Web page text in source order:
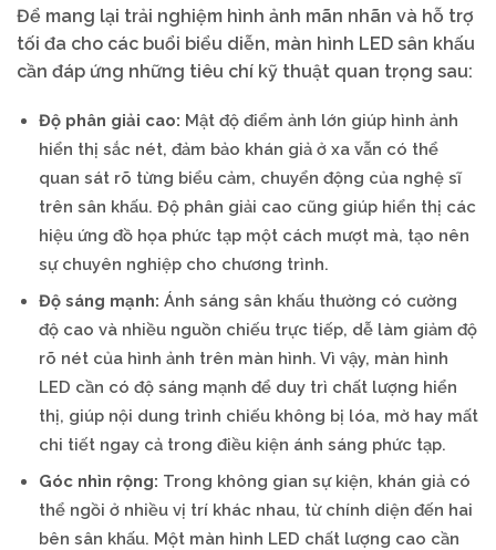
Để mang lại trải nghiệm hình ảnh mãn nhãn và hỗ trợ
tối đa cho các buổi biểu diễn, màn hình LED sân khấu
cần đáp ứng những tiêu chí kỹ thuật quan trọng sau:
Độ phân giải cao: Mật độ điểm ảnh lớn giúp hình ảnh
hiển thị sắc nét, đảm bảo khán giả ở xa vẫn có thể
quan sát rõ từng biểu cảm, chuyển động của nghệ sĩ
trên sân khấu. Độ phân giải cao cũng giúp hiển thị các
hiệu ứng đồ họa phức tạp một cách mượt mà, tạo nên
sự chuyên nghiệp cho chương trình.
Độ sáng mạnh: Ánh sáng sân khấu thường có cường
độ cao và nhiều nguồn chiếu trực tiếp, dễ làm giảm độ
rõ nét của hình ảnh trên màn hình. Vì vậy, màn hình
LED cần có độ sáng mạnh để duy trì chất lượng hiển
thị, giúp nội dung trình chiếu không bị lóa, mờ hay mất
chi tiết ngay cả trong điều kiện ánh sáng phức tạp.
Góc nhìn rộng: Trong không gian sự kiện, khán giả có
thể ngồi ở nhiều vị trí khác nhau, từ chính diện đến hai
bên sân khấu. Một màn hình LED chất lượng cao cần